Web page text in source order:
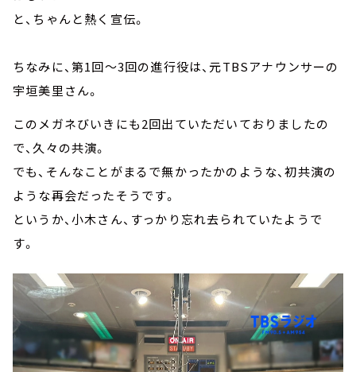
と、ちゃんと熱く宣伝。
ちなみに、第1回～3回の進行役は、元TBSアナウンサーの
宇垣美里さん。
このメガネびいきにも2回出ていただいておりましたの
で、久々の共演。
でも、そんなことがまるで無かったかのような、初共演の
ような再会だったそうです。
というか、小木さん、すっかり忘れ去られていたようで
す。